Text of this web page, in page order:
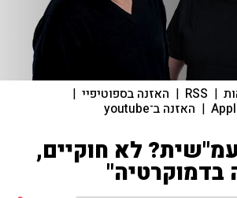
|
RSS
| האזנה בספוטיפיי |
| האזנה ב־youtube
לא חוקיים,